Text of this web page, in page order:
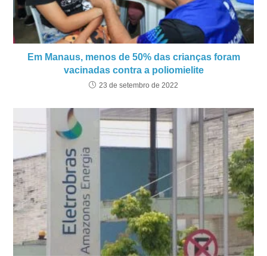
Em Manaus, menos de 50% das crianças foram
vacinadas contra a poliomielite
23 de setembro de 2022